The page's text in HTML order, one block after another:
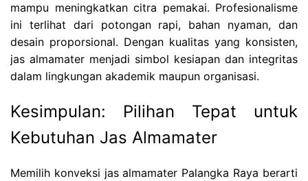
mampu meningkatkan citra pemakai. Profesionalisme
ini terlihat dari potongan rapi, bahan nyaman, dan
desain proporsional. Dengan kualitas yang konsisten,
jas almamater menjadi simbol kesiapan dan integritas
dalam lingkungan akademik maupun organisasi.
Kesimpulan: Pilihan Tepat untuk
Kebutuhan Jas Almamater
Memilih konveksi jas almamater Palangka Raya berarti